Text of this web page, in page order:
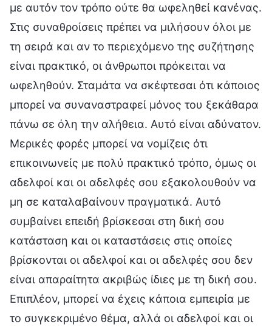
με αυτόν τον τρόπο ούτε θα ωφεληθεί κανένας.
Στις συναθροίσεις πρέπει να μιλήσουν όλοι με
τη σειρά και αν το περιεχόμενο της συζήτησης
είναι πρακτικό, οι άνθρωποι πρόκειται να
ωφεληθούν. Σταμάτα να σκέφτεσαι ότι κάποιος
μπορεί να συναναστραφεί μόνος του ξεκάθαρα
πάνω σε όλη την αλήθεια. Αυτό είναι αδύνατον.
Μερικές φορές μπορεί να νομίζεις ότι
επικοινωνείς με πολύ πρακτικό τρόπο, όμως οι
αδελφοί και οι αδελφές σου εξακολουθούν να
μη σε καταλαβαίνουν πραγματικά. Αυτό
συμβαίνει επειδή βρίσκεσαι στη δική σου
κατάσταση και οι καταστάσεις στις οποίες
βρίσκονται οι αδελφοί και οι αδελφές σου δεν
είναι απαραίτητα ακριβώς ίδιες με τη δική σου.
Επιπλέον, μπορεί να έχεις κάποια εμπειρία με
το συγκεκριμένο θέμα, αλλά οι αδελφοί και οι